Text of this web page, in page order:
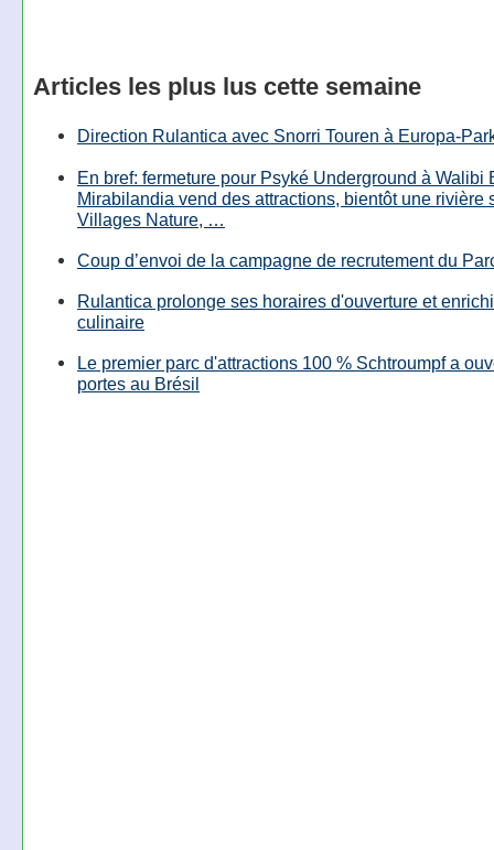
Articles les plus lus cette semaine
Direction Rulantica avec Snorri Touren à Europa-
En bref: fermeture pour Psyké Underground à Walibi
Mirabilandia vend des attractions, bientôt une rivière
Villages Nature, …
Coup d’envoi de la campagne de recrutement du
Rulantica prolonge ses horaires d'ouverture et
culinaire
Le premier parc d'attractions 100 % Schtroumpf a
portes au Brésil